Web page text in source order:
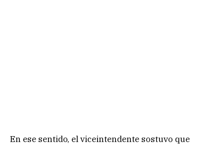
En ese sentido, el viceintendente sostuvo que